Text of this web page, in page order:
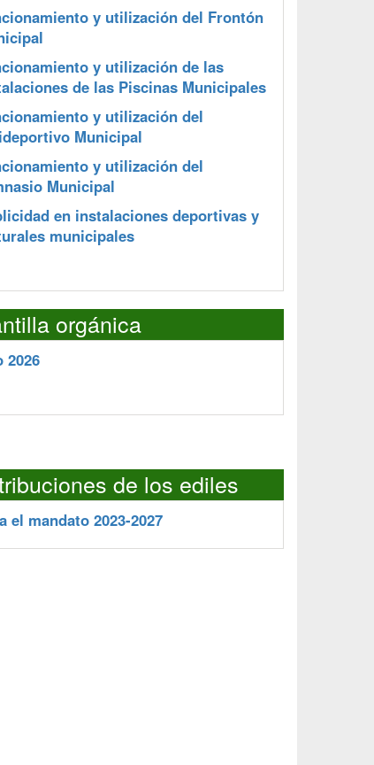
y utilización del Frontón
y utilización de las
de las Piscinas Municipales
y utilización del
Municipal
y utilización del
Municipal
en instalaciones deportivas y
municipales
orgánica
2026
de los ediles
el mandato 2023-2027